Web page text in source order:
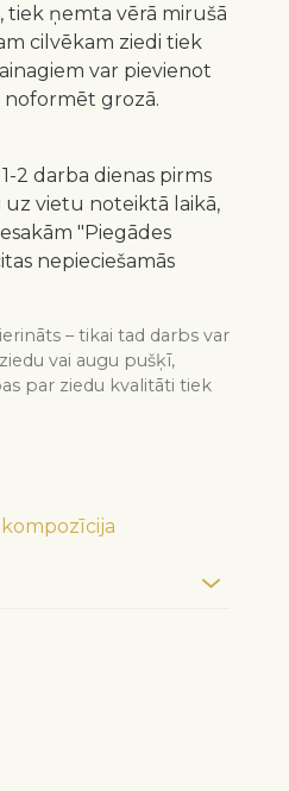
tiek ņemta vērā mirušā
cilvēkam ziedi tiek
var pievienot
grozā.
2 darba dienas pirms
vietu noteiktā laikā,
"Piegādes
nepieciešamās
– tikai tad darbs var
vai augu pušķī,
par ziedu kvalitāti tiek